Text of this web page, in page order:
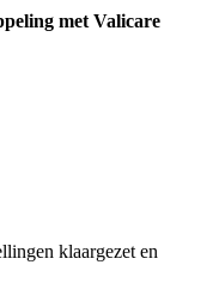
met Valicare
klaargezet en